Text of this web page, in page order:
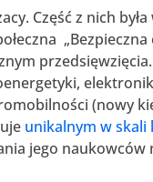
Część z nich
(nowy
unikalnym w
jego naukowców